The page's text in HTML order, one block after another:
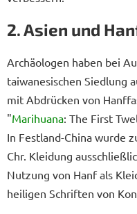
2. Asien und
Archäologen haben bei
taiwanesischen Siedlung
mit Abdrücken von
"Marihuana: The First
In Festland-China wurde
Chr. Kleidung
Nutzung von Hanf als
heiligen Schriften von